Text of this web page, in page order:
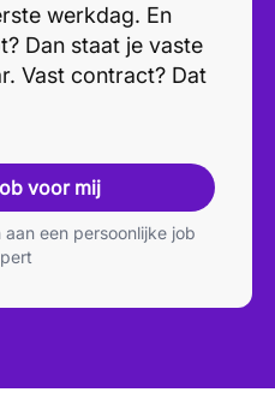
werkdag. En
Dan staat je vaste
Vast contract? Dat
voor mij
een persoonlijke job